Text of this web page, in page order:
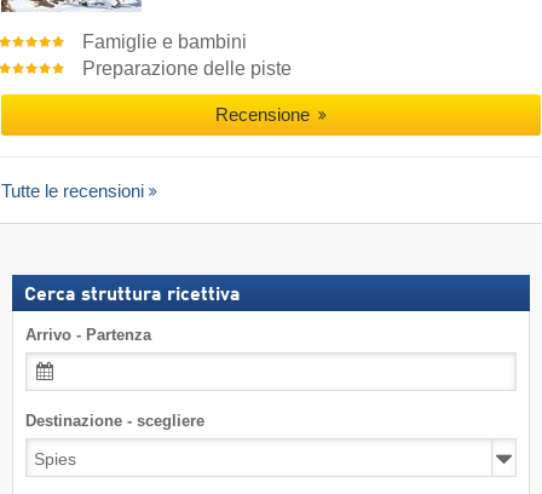
Famiglie e bambini
Preparazione delle piste
Recensione
Tutte le recensioni
Cerca struttura ricettiva
Arrivo - Partenza
Destinazione - scegliere